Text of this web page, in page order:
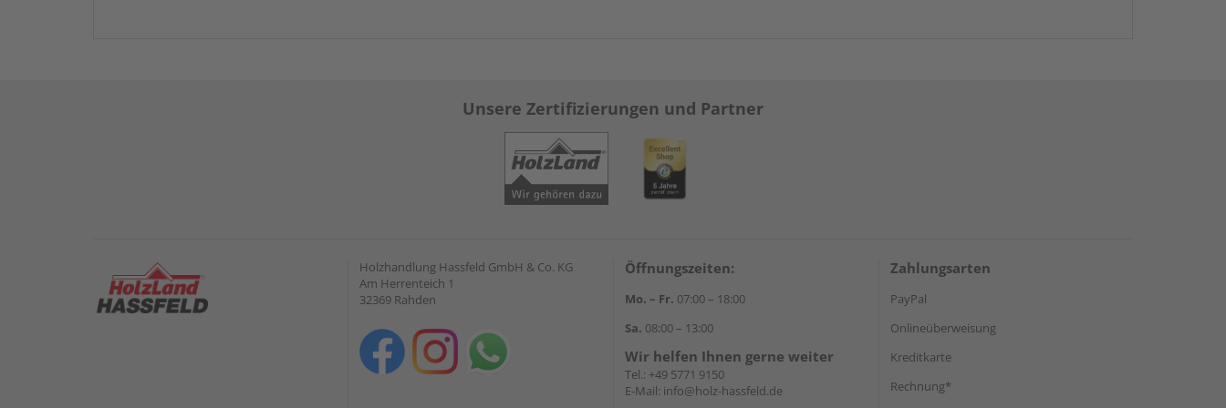
Unsere Zertifizierungen und Partner
Holzhandlung Hassfeld GmbH & Co. KG
Am Herrenteich 1
32369 Rahden
Öffnungszeiten:
Mo. – Fr. 07:00 – 18:00
Sa. 08:00 – 13:00
Wir helfen Ihnen gerne weiter
Tel.: +49 5771 9150
E-Mail: info@holz-hassfeld.de
Zahlungsarten
PayPal
Onlineüberweisung
Kreditkarte
Rechnung*